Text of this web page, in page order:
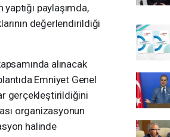
paylaşımda,
değerlendirildiği
alınacak
Emniyet Genel
gerçekleştirildiğini
organizasyonun
halinde